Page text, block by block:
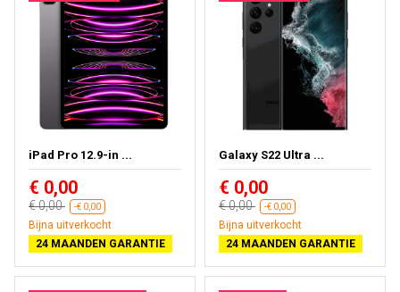
iPad Pro 12.9-in ...
€ 0,00
€ 0,00 -€ 0,00
Bijna uitverkocht
24 MAANDEN GARANTIE
Galaxy S22 Ultra ...
€ 0,00
€ 0,00 -€ 0,00
Bijna uitverkocht
24 MAANDEN GARANTIE